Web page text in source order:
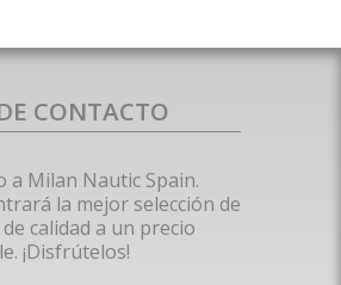
CONTACTO
a Milan Nautic Spain.
la mejor selección de
calidad a un precio
¡Disfrútelos!